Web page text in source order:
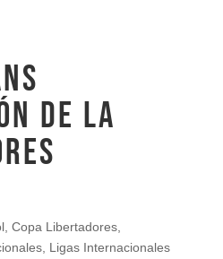
DE LA
, Copa Libertadores,
, Ligas Internacionales